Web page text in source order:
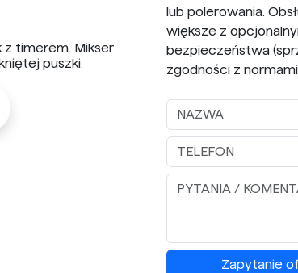
z timerem. Mikser
puszki.
lub polerowania.
większe z
bezpieczeństwa
zgodności z normami
Zapytanie